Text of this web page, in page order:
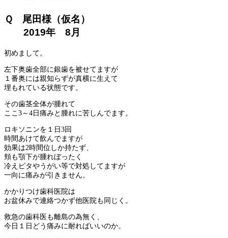
Ｑ 尾田様（仮名）
2019年 8月
初めまして。
左下奥歯全部に銀歯を被せてますが
１番奥には親知らずが真横に生えて
埋もれている状態です。
その歯茎全体が腫れて
ここ3～4日痛みと腫れに苦しんでます。
ロキソニンを１日3回
時間あけて飲んでますが
効果は2時間位しか持たず、
頬も顎下が腫れぼったく
冷えピタやうがい等で対処してますが
一向に痛みが引きません。
かかりつけ歯科医院は
お盆休みで連絡つかず他医院も同じく。
救急の歯科医も離島の為無く、
今日１日どう痛みに耐ればいいのか。